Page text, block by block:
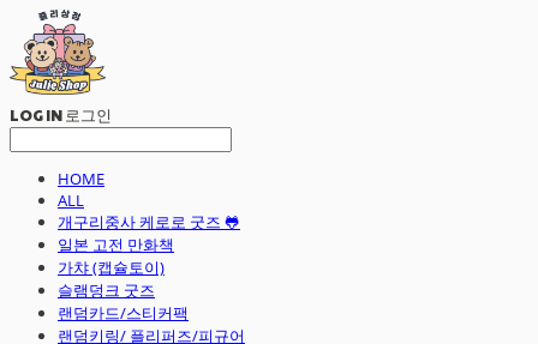
LOG IN로그인
HOME
ALL
개구리중사 케로로 굿즈 🐸
일본 고전 만화책
가챠 (캡슐토이)
슬램덩크 굿즈
랜덤카드/스티커팩
랜덤키링/ 플리퍼즈/피규어